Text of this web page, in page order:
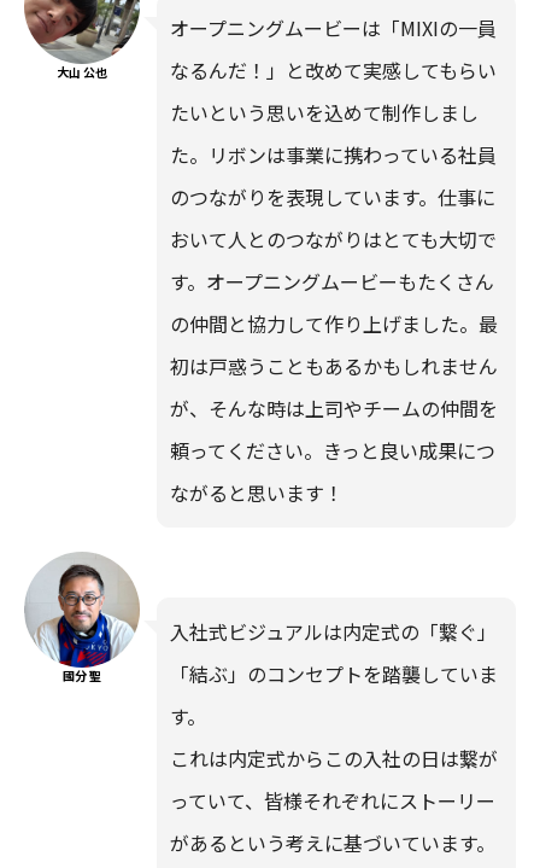
大山 公也
オープニングムービーは「MIXIの一員
なるんだ！」と改めて実感してもらい
たいという思いを込めて制作しまし
た。リボンは事業に携わっている社員
のつながりを表現しています。仕事に
おいて人とのつながりはとても大切で
す。オープニングムービーもたくさん
の仲間と協力して作り上げました。最
初は戸惑うこともあるかもしれません
が、そんな時は上司やチームの仲間を
頼ってください。きっと良い成果につ
ながると思います！
國分 聖
入社式ビジュアルは内定式の「繋ぐ」
「結ぶ」のコンセプトを踏襲していま
す。
これは内定式からこの入社の日は繋が
っていて、皆様それぞれにストーリー
があるという考えに基づいています。